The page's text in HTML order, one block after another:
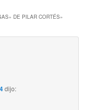
DE PILAR CORTÉS»
dijo: